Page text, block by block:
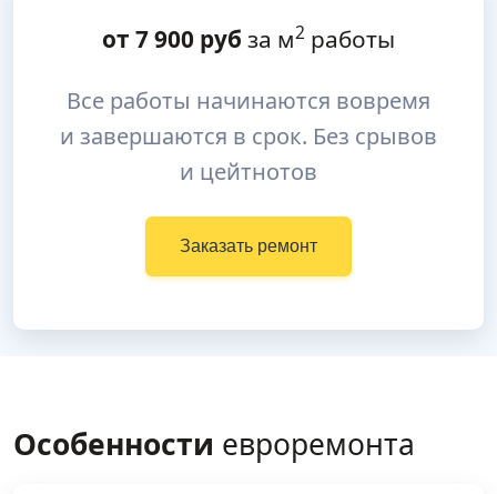
от 7 900 руб за м2 работы
Все работы начинаются вовремя
и завершаются в срок. Без срывов
и цейтнотов
Заказать ремонт
Особенности евроремонта